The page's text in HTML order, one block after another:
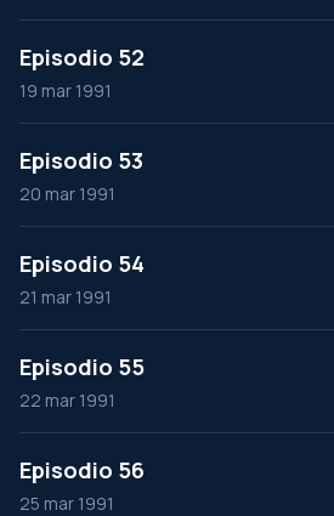
Episodio 52
19 mar 1991
Episodio 53
20 mar 1991
Episodio 54
21 mar 1991
Episodio 55
22 mar 1991
Episodio 56
25 mar 1991